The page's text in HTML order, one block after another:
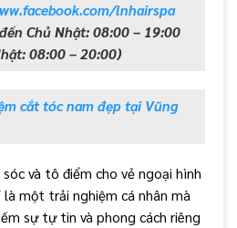
lnhairspa
Chủ Nhật: 08:00 – 19:00
08:00 – 20:00)
cắt tóc nam đẹp tại Vũng
và tô điểm cho vẻ ngoại hình
một trải nghiệm cá nhân mà
sự tự tin và phong cách riêng